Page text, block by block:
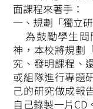
面課程來著手：
一、規劃「獨立研
為鼓勵學生問
神，本校將規劃
究、發明課程、
或組隊進行專題
己的研究做成報
自己錄製一片